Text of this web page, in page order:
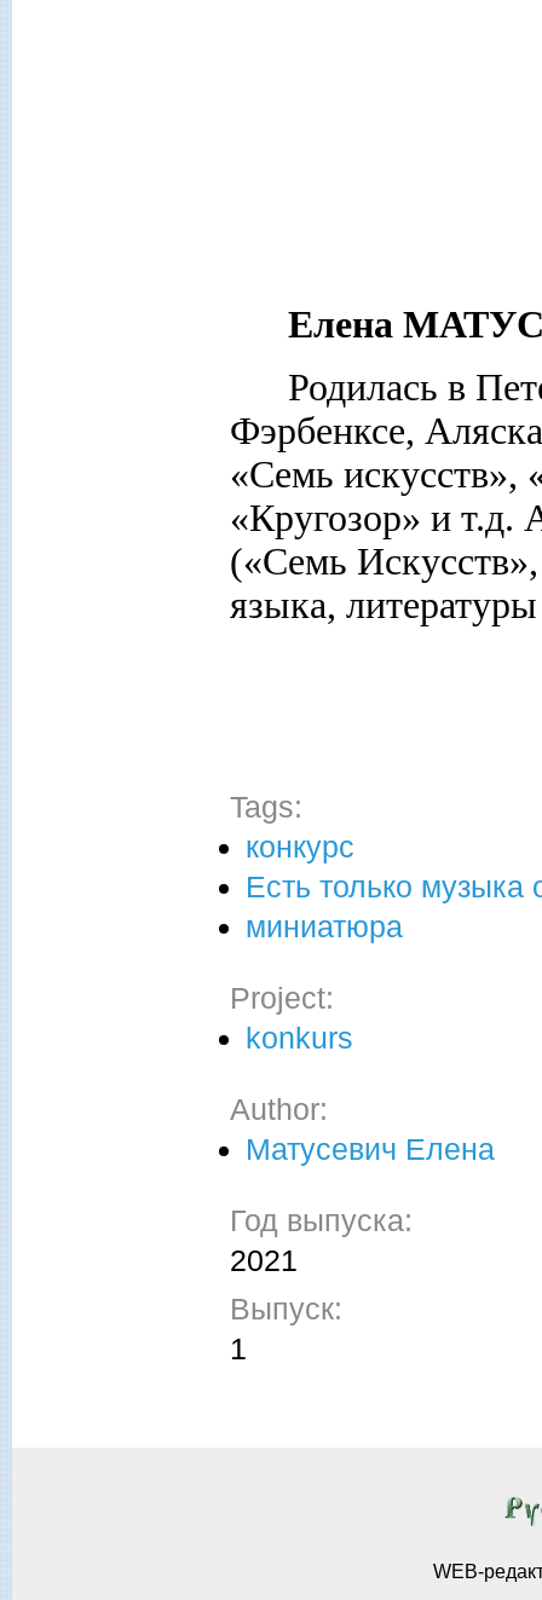
Елена
Родилась в
Фэрбенксе,
«Семь искусств»,
«Кругозор» и т.д.
(«Семь
языка,
Tags:
конкурс
Есть только музыка
миниатюра
Project:
konkurs
Author:
Матусевич Елена
Год выпуска:
2021
Выпуск:
1
WEB-